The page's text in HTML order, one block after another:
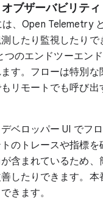
ブザーバビリティ
、Open Telemetry
したり監視したり
のエンドツーエン
す。フローは特別
リモートでも呼び
ベロッパー UI でフ
のトレースや指標
含まれているため
したりできます。
きます。